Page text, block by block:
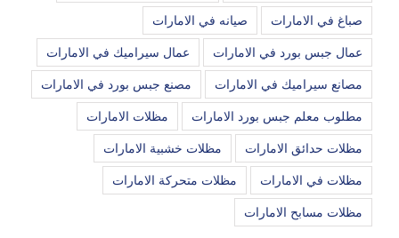
صباغ في الامارات صيانه في الامارات
عمال جبس بورد في الامارات عمال سيراميك في الامارات
مصانع سيراميك في الامارات مصنع جبس بورد في الامارات
مطلوب معلم جبس بورد الامارات مظلات الامارات
مظلات حدائق الامارات مظلات خشبية الامارات
مظلات في الامارات مظلات متحركة الامارات
مظلات مسابح الامارات